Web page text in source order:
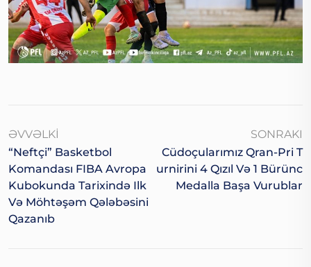
ƏVVƏLKI
“Neftçi” Basketbol
Komandası FIBA Avropa
Kubokunda Tarixində Ilk
Və Möhtəşəm Qələbəsini
Qazanıb
SONRAKI
Cüdoçularımız Qran-Pri T
Urnirini 4 Qızıl Və 1 Bürünc
Medalla Başa Vurublar